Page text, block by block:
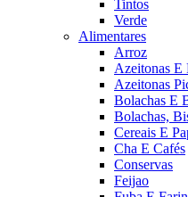
Tintos
Verde
Alimentares
Arroz
Azeitonas E
Azeitonas
Bolachas E
Bolachas,
Cereais E
Cha E Cafés
Conservas
Feijao